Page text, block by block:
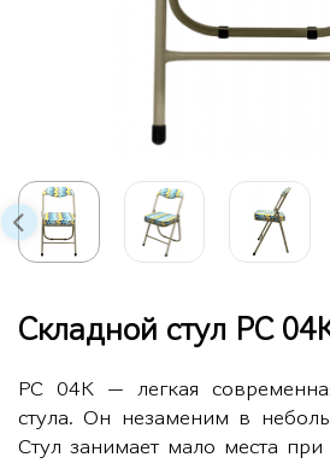
Складной стул РС
РС 04К ― легкая
стула. Он незаменим в
Стул занимает мало места